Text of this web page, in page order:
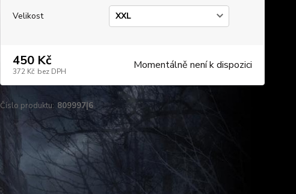
Velikost
450 Kč
372 Kč bez DPH Momentálně není k dispozici
Číslo produktu: 809997|6